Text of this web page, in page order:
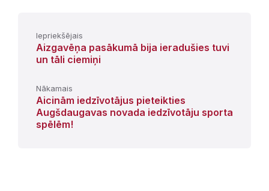
Iepriekšējais
Aizgavēņa pasākumā bija ieradušies tuvi
un tāli ciemiņi
Nākamais
Aicinām iedzīvotājus pieteikties
Augšdaugavas novada iedzīvotāju sporta
spēlēm!